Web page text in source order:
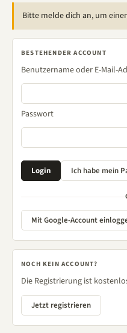
Bitte melde dich an, um
BESTEHENDER ACCOUNT
Benutzername oder E-Mail-
Passwort
Mit Google-Account
NOCH KEIN ACCOUNT?
Die Registrierung ist
Jetzt registrieren